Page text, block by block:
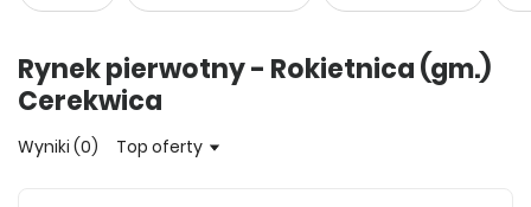
Rynek pierwotny - Rokietnica (gm.)
Cerekwica
Wyniki (0) Top oferty